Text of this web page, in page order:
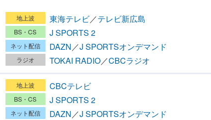
東海テレビ／テレビ新広島
J SPORTS 2
DAZN／J SPORTSオンデマンド
TOKAI RADIO／CBCラジオ
CBCテレビ
J SPORTS 2
DAZN／J SPORTSオンデマンド